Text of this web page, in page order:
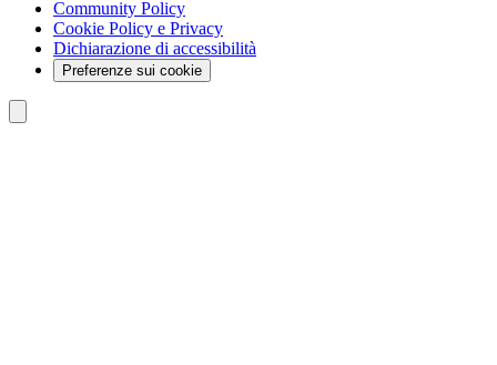
Community Policy
Cookie Policy e Privacy
Dichiarazione di accessibilità
Preferenze sui cookie